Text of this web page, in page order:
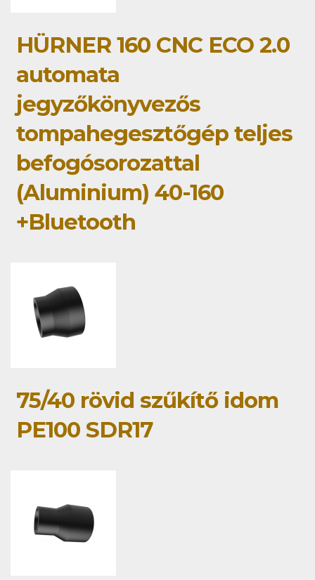
HÜRNER 160 CNC ECO 2.0
automata
jegyzőkönyvezős
tompahegesztőgép teljes
befogósorozattal
(Aluminium) 40-160
+Bluetooth
75/40 rövid szűkítő idom
PE100 SDR17